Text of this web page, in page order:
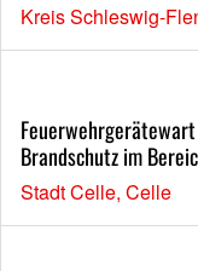
Kreis Schleswig-
Brandschutz im
Stadt Celle, Celle